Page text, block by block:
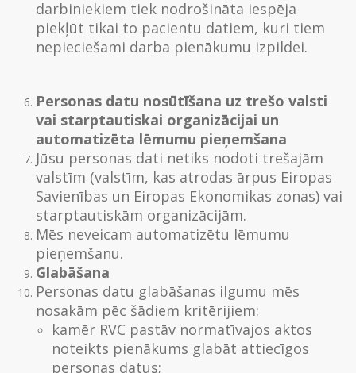
darbiniekiem tiek nodrošināta iespēja
piekļūt tikai to pacientu datiem, kuri tiem
nepieciešami darba pienākumu izpildei.
Personas datu nosūtīšana uz trešo valsti
vai starptautiskai organizācijai un
automatizēta lēmumu pieņemšana
Jūsu personas dati netiks nodoti trešajām
valstīm (valstīm, kas atrodas ārpus Eiropas
Savienības un Eiropas Ekonomikas zonas) vai
starptautiskām organizācijām.
Mēs neveicam automatizētu lēmumu
pieņemšanu.
Glabāšana
Personas datu glabāšanas ilgumu mēs
nosakām pēc šādiem kritērijiem:
kamēr RVC pastāv normatīvajos aktos
noteikts pienākums glabāt attiecīgos
personas datus;